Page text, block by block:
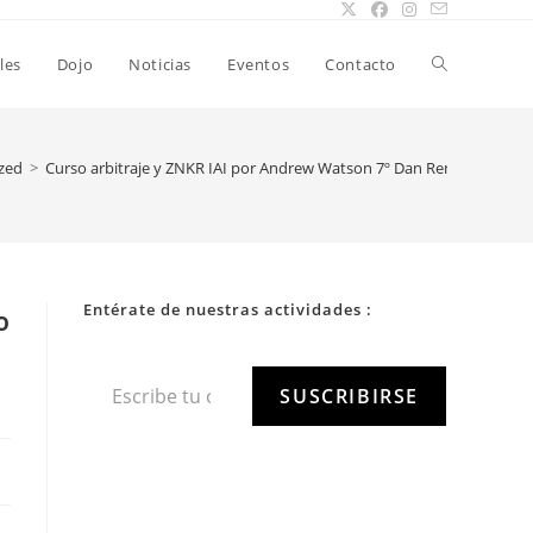
Dojo Noticias Eventos Contacto
> Curso arbitraje y ZNKR IAI por Andrew Watson 7º Dan Renshi Iaido
Entérate de nuestras actividades :
SUSCRIBIRSE